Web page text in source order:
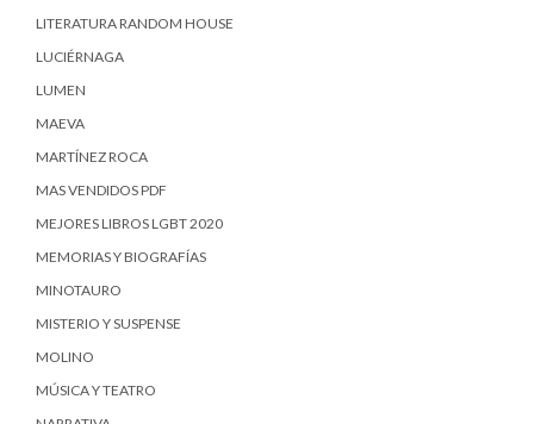
LITERATURA RANDOM HOUSE
LUCIÉRNAGA
LUMEN
MAEVA
MARTÍNEZ ROCA
MAS VENDIDOS PDF
MEJORES LIBROS LGBT 2020
MEMORIAS Y BIOGRAFÍAS
MINOTAURO
MISTERIO Y SUSPENSE
MOLINO
MÚSICA Y TEATRO